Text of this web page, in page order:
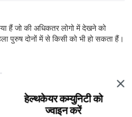
हैं जो की अधिकतर लोगो में देखने को
पुरुष दोनों में से किसी को भी हो सकता हैं।
हेल्थकेयर कम्युनिटी को
ज्वाइन करें